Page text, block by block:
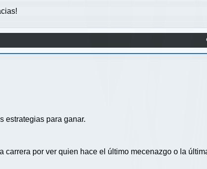
estrategias para ganar.
por ver quien hace el último mecenazgo o la